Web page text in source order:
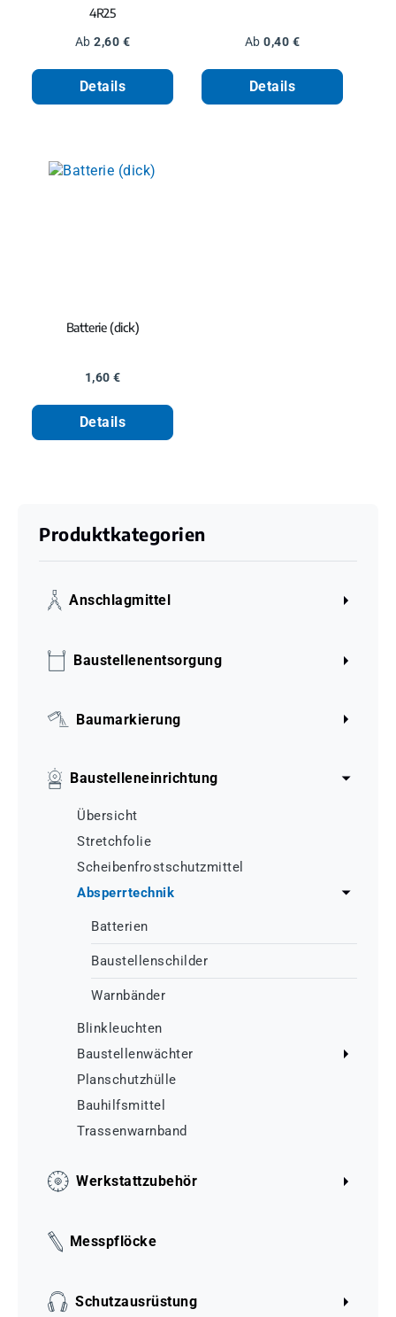
4R25
Regulärer Preis:
Ab2,60 €
Details
Regulärer Preis:
Ab0,40 €
Details
Batterie (dick)
Regulärer Preis:
1,60 €
Details
Produktkategorien
Anschlagmittel
Baustellenentsorgung
Baumarkierung
Baustelleneinrichtung
Übersicht
Stretchfolie
Scheibenfrostschutzmittel
Absperrtechnik
Batterien
Baustellenschilder
Warnbänder
Blinkleuchten
Baustellenwächter
Planschutzhülle
Bauhilfsmittel
Trassenwarnband
Werkstattzubehör
Messpflöcke
Schutzausrüstung